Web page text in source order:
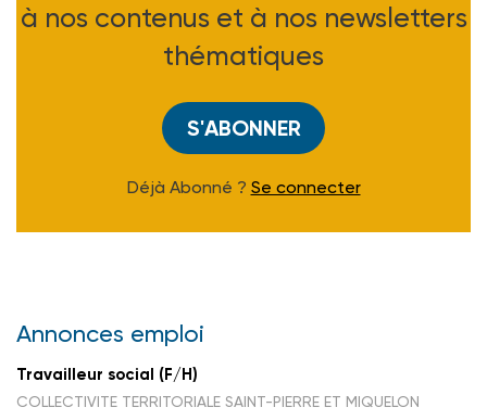
à nos contenus et à nos newsletters
thématiques
S'ABONNER
Déjà Abonné ? Se connecter
Annonces emploi
Travailleur social (F/H)
COLLECTIVITE TERRITORIALE SAINT-PIERRE ET MIQUELON